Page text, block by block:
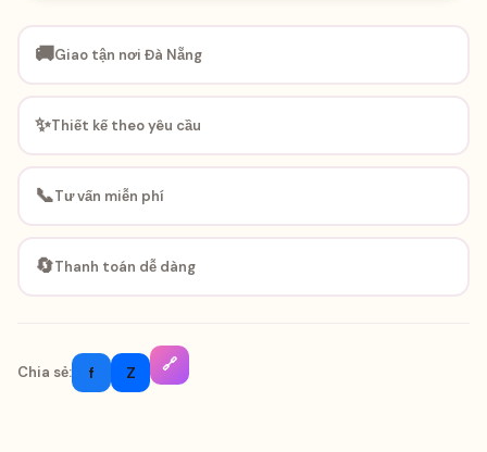
🚚Giao tận nơi Đà Nẵng
✨Thiết kế theo yêu cầu
📞Tư vấn miễn phí
🔄Thanh toán dễ dàng
Chia sẻ: f Z 🔗